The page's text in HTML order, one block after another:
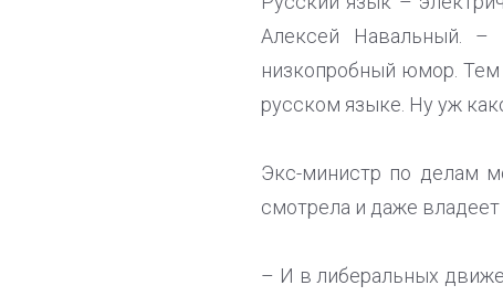
Алексей Навальный.
низкопробный юмор. Тем
русском языке. Ну уж
Экс-министр по делам
смотрела и даже
– И в либеральных